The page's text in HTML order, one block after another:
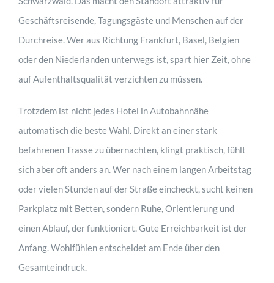
Geschäftsreisende, Tagungsgäste und Menschen auf der
Durchreise. Wer aus Richtung Frankfurt, Basel, Belgien
oder den Niederlanden unterwegs ist, spart hier Zeit, ohne
auf Aufenthaltsqualität verzichten zu müssen.
Trotzdem ist nicht jedes Hotel in Autobahnnähe
automatisch die beste Wahl. Direkt an einer stark
befahrenen Trasse zu übernachten, klingt praktisch, fühlt
sich aber oft anders an. Wer nach einem langen Arbeitstag
oder vielen Stunden auf der Straße eincheckt, sucht keinen
Parkplatz mit Betten, sondern Ruhe, Orientierung und
einen Ablauf, der funktioniert. Gute Erreichbarkeit ist der
Anfang. Wohlfühlen entscheidet am Ende über den
Gesamteindruck.